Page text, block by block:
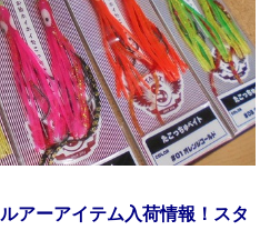
アーアイテム入荷情報！スタ